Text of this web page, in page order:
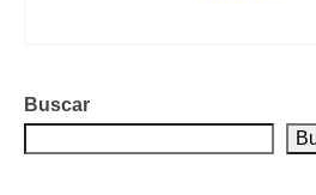
Buscar